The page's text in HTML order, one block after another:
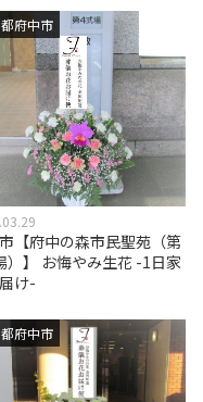
府中市
【府中の森市民聖苑（第
）】 お悔やみ生花 -1日家
け-
府中市